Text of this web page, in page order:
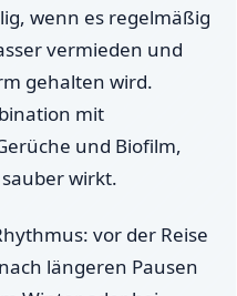
wenn es regelmäßig
vermieden und
gehalten wird.
mit
und Biofilm,
wirkt.
vor der Reise
längeren Pausen